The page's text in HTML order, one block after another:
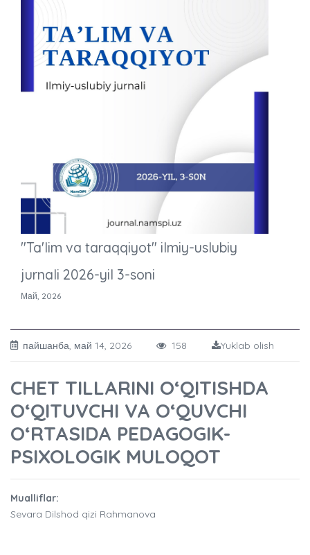
"Ta'lim va taraqqiyot" ilmiy-uslubiy
jurnali 2026-yil 3-soni
Май, 2026
пайшанба, май 14, 2026 158 Yuklab olish
CHET TILLARINI O‘QITISHDA
O‘QITUVCHI VA O‘QUVCHI
O‘RTASIDA PEDAGOGIK-
PSIXOLOGIK MULOQOT
Mualliflar:
Sevara Dilshod qizi Rahmanova